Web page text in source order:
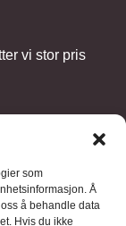
som
Å
å behandle data
Hvis du ikke
vi stor pris